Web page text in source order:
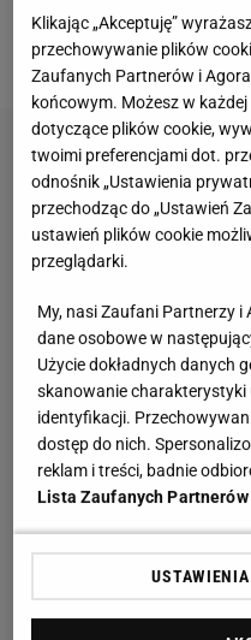
ostatniego ligowego
stycznia.
Klikając „Akceptuję”
przechowywanie plików
Zaufanych Partnerów i
końcowym. Możesz w
dotyczące plików cookie,
twoimi preferencjami dot.
odnośnik „Ustawienia
przechodząc do „Ustawień
ustawień plików cookie
przeglądarki.
My, nasi Zaufani Partnerzy
dane osobowe w
Użycie dokładnych danych
skanowanie charakterystyki
identyfikacji.
dostęp do nich.
reklam i treści, badnie
Lista Zaufanych Partnerów